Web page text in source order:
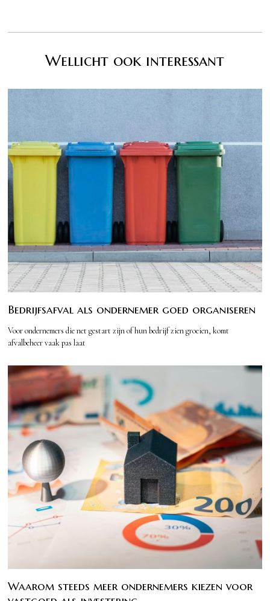
Wellicht ook interessant
Bedrijfsafval als ondernemer goed organiseren
Voor ondernemers die net gestart zijn of hun bedrijf zien groeien, komt
afvalbeheer vaak pas laat
Waarom steeds meer ondernemers kiezen voor